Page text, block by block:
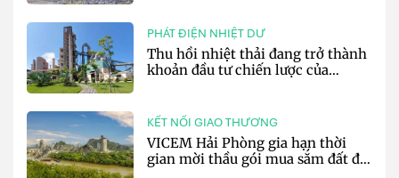
PHÁT ĐIỆN NHIỆT DƯ
Thu hồi nhiệt thải đang trở thành
khoản đầu tư chiến lược của
KẾT NỐI GIAO THƯƠNG
VICEM Hải Phòng gia hạn thời
gian mời thầu gói mua sắm đất đá